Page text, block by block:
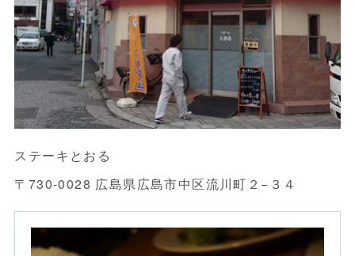
ステーキとおる
〒730-0028 広島県広島市中区流川町２−３４